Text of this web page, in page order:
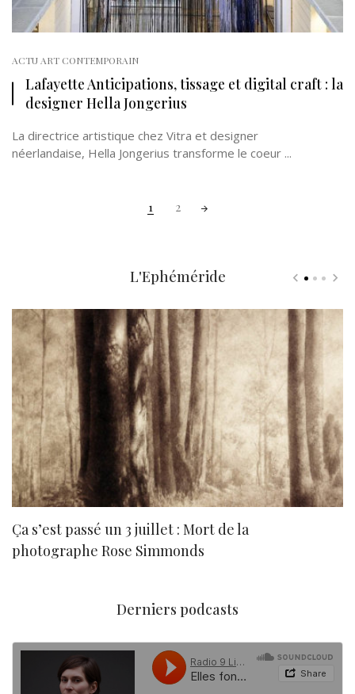
ACTU ART CONTEMPORAIN
Lafayette Anticipations, tissage et digital craft : la
designer Hella Jongerius
La directrice artistique chez Vitra et designer
néerlandaise, Hella Jongerius transforme le coeur ...
1 2
L'Ephéméride
Ça s’est passé un 3 juillet : Mort de la
photographe Rose Simmonds
Derniers podcasts